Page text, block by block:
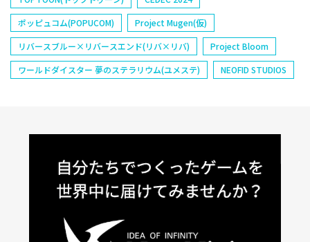
ポッピュコム(POPUCOM)
Project Mugen(仮)
リバースブルー×リバースエンド(リバ×リバ)
Project Bloom
ワールドダイスター 夢のステラリウム(ユメステ)
NEOFID STUDIOS